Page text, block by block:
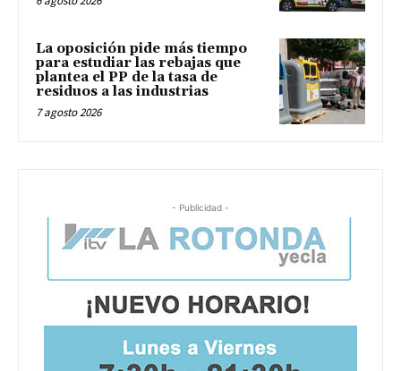
La oposición pide más tiempo
para estudiar las rebajas que
plantea el PP de la tasa de
residuos a las industrias
7 agosto 2026
- Publicidad -